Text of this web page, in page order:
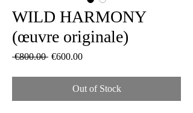
WILD HARMONY
(œuvre originale)
€800.00 Regular
€600.00Sale
Out of Stock